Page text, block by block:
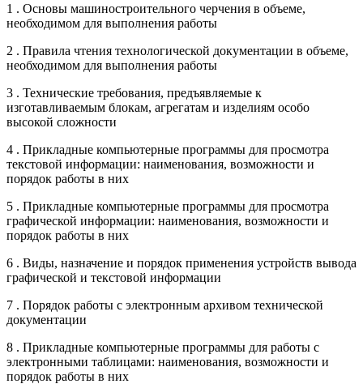
1 . Основы машиностроительного черчения в объеме,
необходимом для выполнения работы
2 . Правила чтения технологической документации в объеме,
необходимом для выполнения работы
3 . Технические требования, предъявляемые к
изготавливаемым блокам, агрегатам и изделиям особо
высокой сложности
4 . Прикладные компьютерные программы для просмотра
текстовой информации: наименования, возможности и
порядок работы в них
5 . Прикладные компьютерные программы для просмотра
графической информации: наименования, возможности и
порядок работы в них
6 . Виды, назначение и порядок применения устройств вывода
графической и текстовой информации
7 . Порядок работы с электронным архивом технической
документации
8 . Прикладные компьютерные программы для работы с
электронными таблицами: наименования, возможности и
порядок работы в них